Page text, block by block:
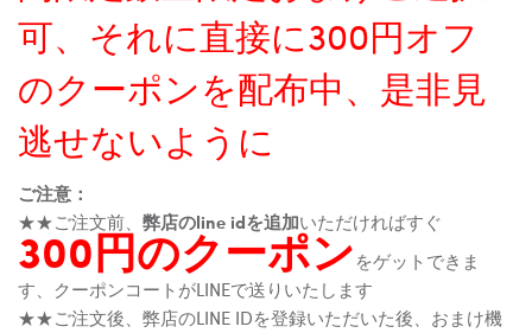
可、それに直接に300円オフ
のクーポンを配布中、是非見
逃せないように
ご注意：
★★ご注文前、 弊店のline idを追加いただければすぐ
300円のクーポンをゲットできま
す、クーポンコートがLINEで送りいたします
★★ご注文後、弊店のLINE IDを登録いただいた後、おまけ機